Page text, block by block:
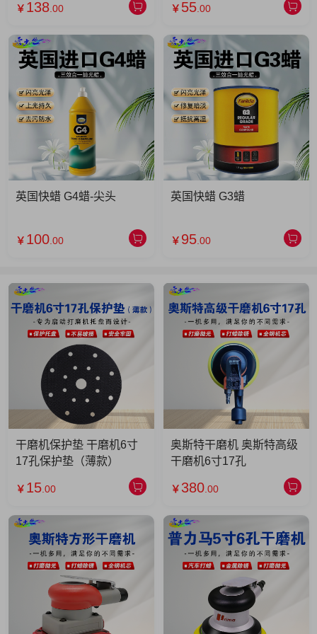
￥ 138 .00 ￥ 55 .00
英国快蜡 G4蜡-尖头
￥ 100 .00
英国快蜡 G3蜡
￥ 95 .00
干磨机保护垫 干磨机6寸
17孔保护垫（薄款）
￥ 15 .00
奥斯特干磨机 奥斯特高级
干磨机6寸17孔
￥ 380 .00